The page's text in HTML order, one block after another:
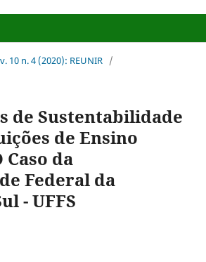
v. 10 n. 4 (2020): REUNIR /
de Sustentabilidade
de Ensino
da
Federal da
- UFFS